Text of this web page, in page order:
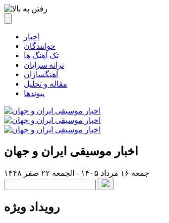
اخبار
خوانندگان
تک آهنگ ها
ترانه سرایان
آهنگسازان
مقاله و تحلیل
پیوندها
اخبار موسیقی ایران و جهان
جمعه ۱۶ مرداد ۱۴۰۵ - الجمعة ۲۲ صفر ۱۴۴۸
رویداد ویژه